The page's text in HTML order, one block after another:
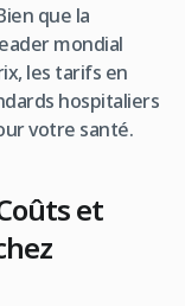
que la
mondial
les tarifs en
hospitaliers
votre santé.
et